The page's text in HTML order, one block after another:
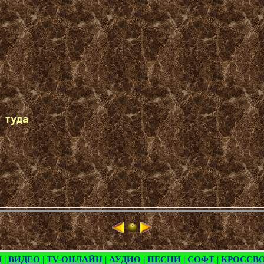
туда